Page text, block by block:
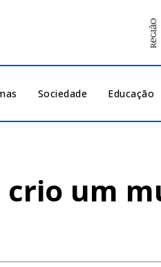
Sociedade Educação
crio um